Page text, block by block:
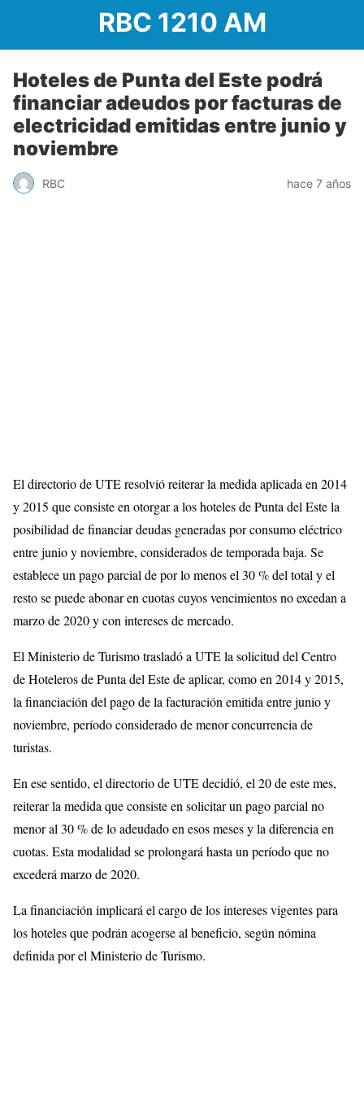
RBC 1210 AM
Hoteles de Punta del Este podrá
financiar adeudos por facturas de
electricidad emitidas entre junio y
noviembre
RBC hace 7 años
El directorio de UTE resolvió reiterar la medida aplicada en 2014
y 2015 que consiste en otorgar a los hoteles de Punta del Este la
posibilidad de financiar deudas generadas por consumo eléctrico
entre junio y noviembre, considerados de temporada baja. Se
establece un pago parcial de por lo menos el 30 % del total y el
resto se puede abonar en cuotas cuyos vencimientos no excedan a
marzo de 2020 y con intereses de mercado.
El Ministerio de Turismo trasladó a UTE la solicitud del Centro
de Hoteleros de Punta del Este de aplicar, como en 2014 y 2015,
la financiación del pago de la facturación emitida entre junio y
noviembre, período considerado de menor concurrencia de
turistas.
En ese sentido, el directorio de UTE decidió, el 20 de este mes,
reiterar la medida que consiste en solicitar un pago parcial no
menor al 30 % de lo adeudado en esos meses y la diferencia en
cuotas. Esta modalidad se prolongará hasta un período que no
excederá marzo de 2020.
La financiación implicará el cargo de los intereses vigentes para
los hoteles que podrán acogerse al beneficio, según nómina
definida por el Ministerio de Turismo.